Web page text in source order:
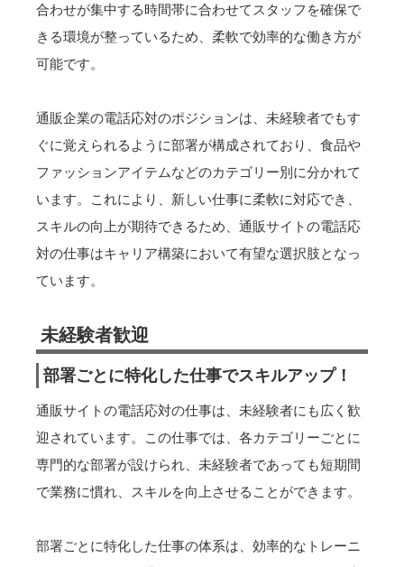
合わせが集中する時間帯に合わせてスタッフを確保で
きる環境が整っているため、柔軟で効率的な働き方が
可能です。
通販企業の電話応対のポジションは、未経験者でもす
ぐに覚えられるように部署が構成されており、食品や
ファッションアイテムなどのカテゴリー別に分かれて
います。これにより、新しい仕事に柔軟に対応でき、
スキルの向上が期待できるため、通販サイトの電話応
対の仕事はキャリア構築において有望な選択肢となっ
ています。
未経験者歓迎
部署ごとに特化した仕事でスキルアップ！
通販サイトの電話応対の仕事は、未経験者にも広く歓
迎されています。この仕事では、各カテゴリーごとに
専門的な部署が設けられ、未経験者であっても短期間
で業務に慣れ、スキルを向上させることができます。
部署ごとに特化した仕事の体系は、効率的なトレーニ